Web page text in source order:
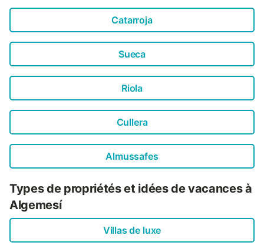
Catarroja
Sueca
Riola
Cullera
Almussafes
Types de propriétés et idées de vacances à
Algemesí
Villas de luxe